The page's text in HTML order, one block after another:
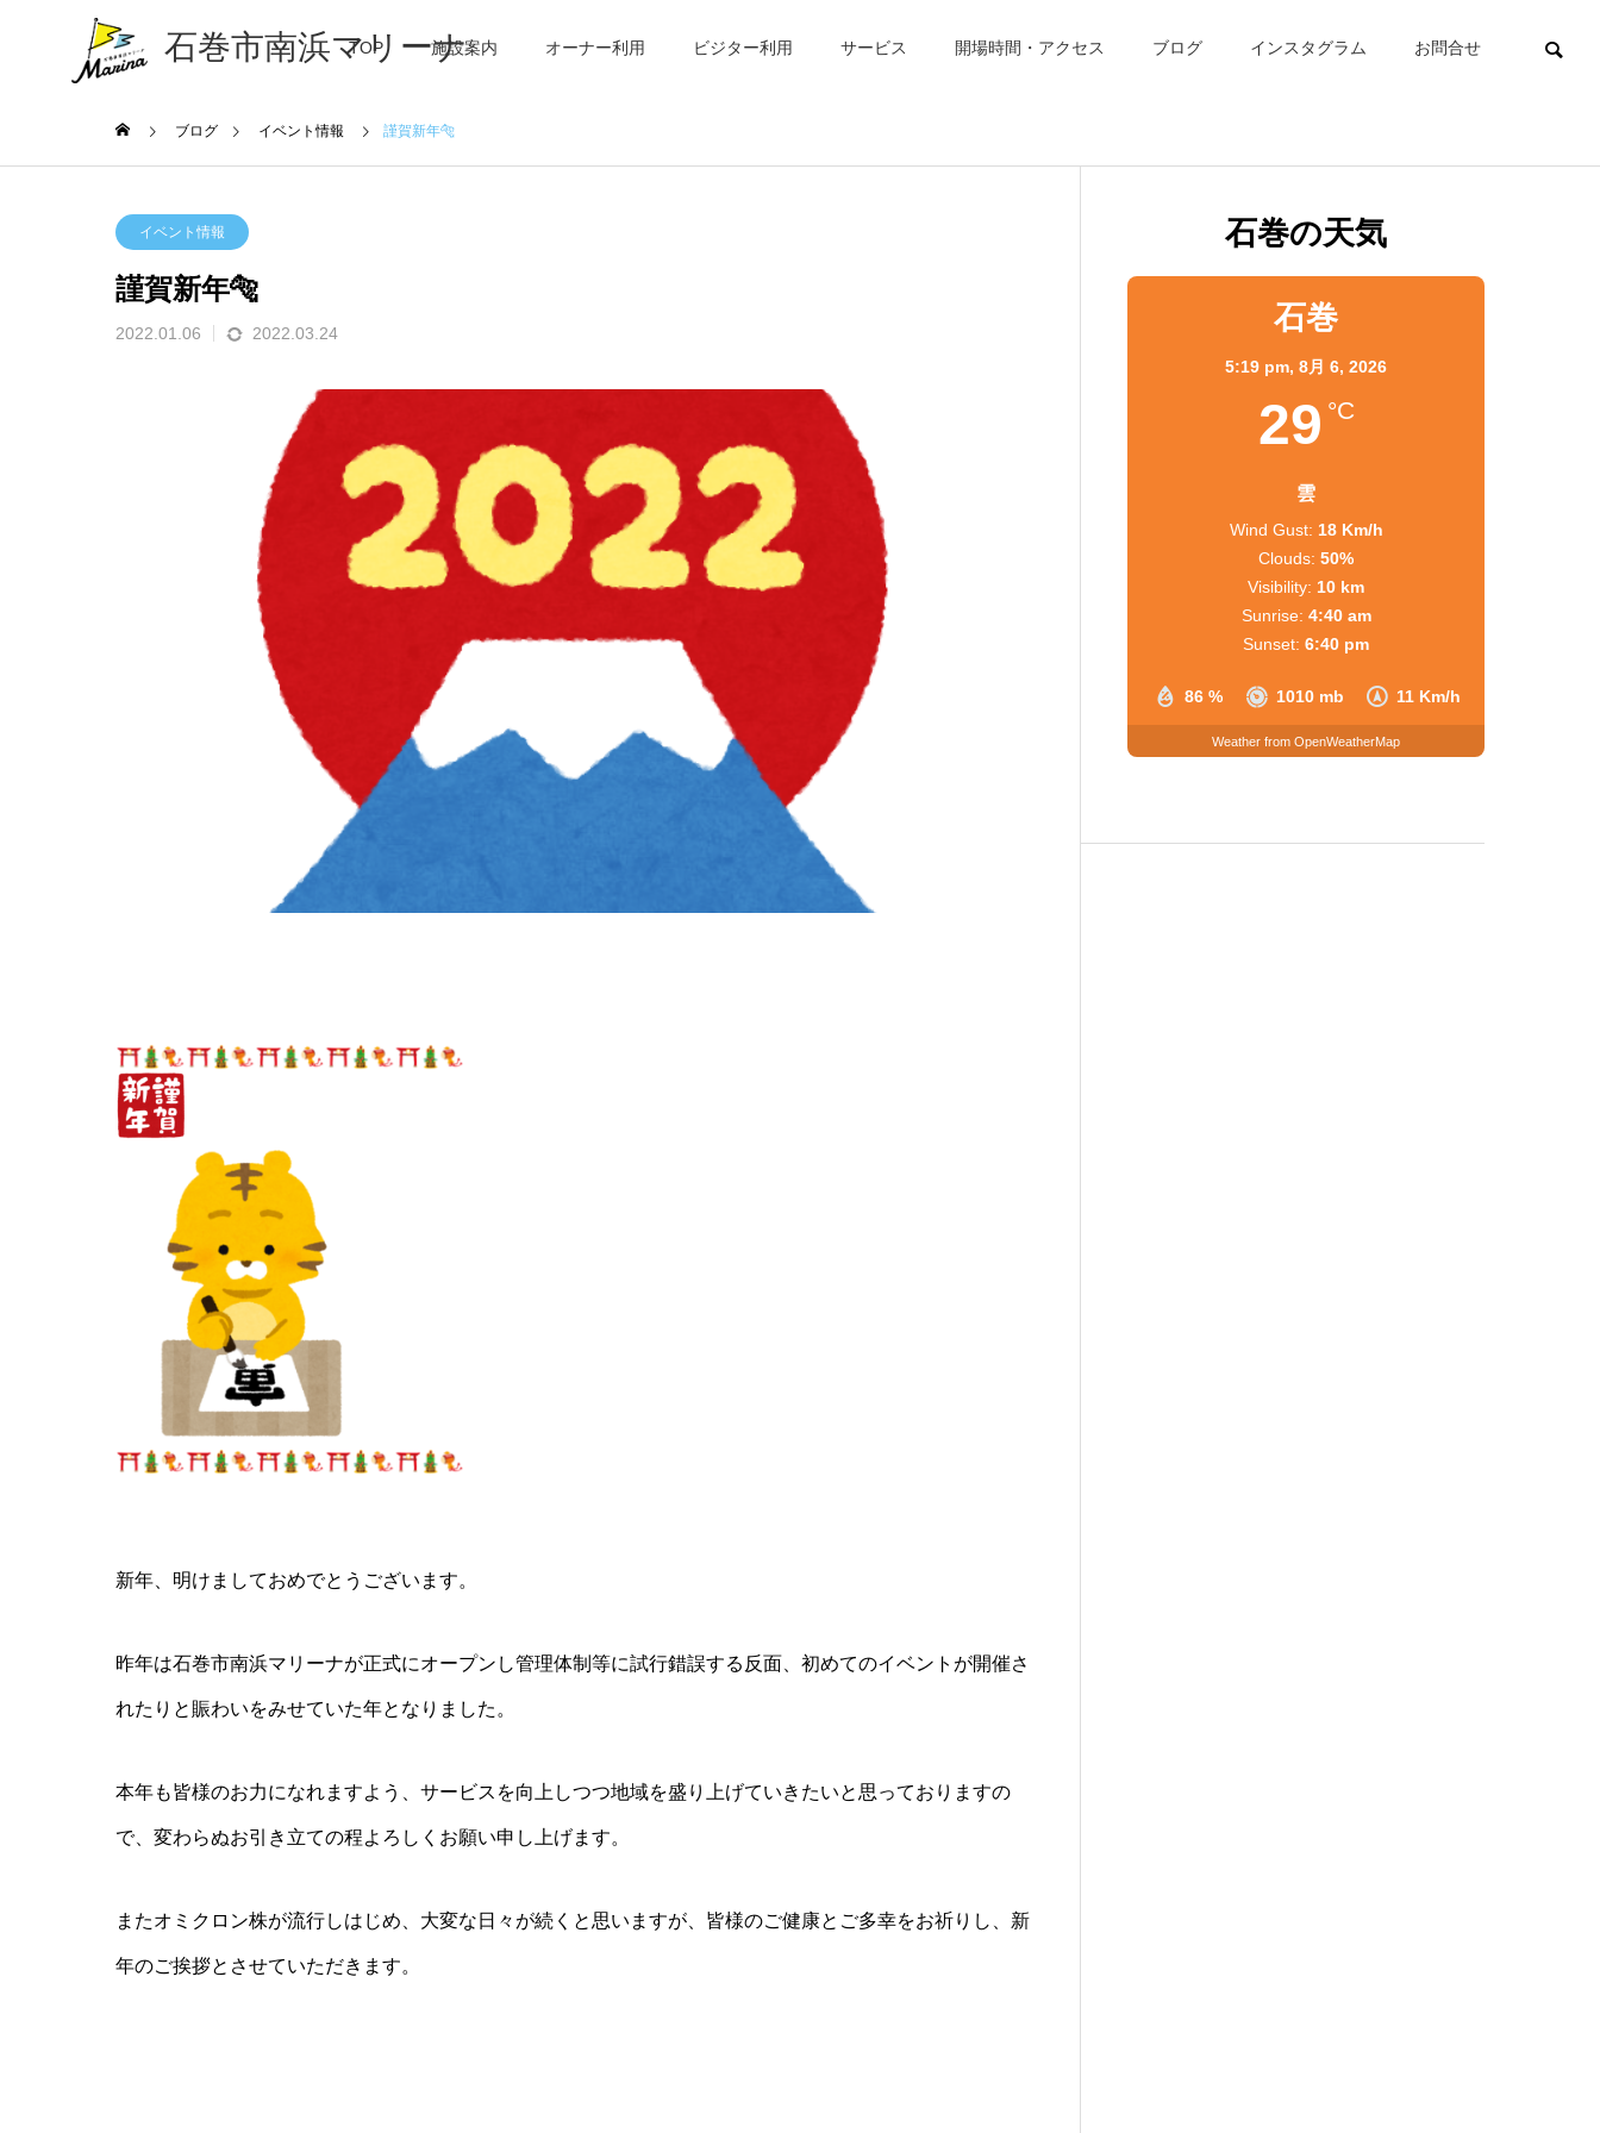
石巻市南浜マリーナ
TOP 施設案内 オーナー利用 ビジター利用 サービス 開場時間・アクセス ブログ インスタグラム お問合せ
ブログ イベント情報 謹賀新年🐅
イベント情報
謹賀新年🐅
2022.01.06 2022.03.24
新年、明けましておめでとうございます。
昨年は石巻市南浜マリーナが正式にオープンし管理体制等に試行錯誤する反面、初めてのイベントが開催さ
れたりと賑わいをみせていた年となりました。
本年も皆様のお力になれますよう、サービスを向上しつつ地域を盛り上げていきたいと思っておりますの
で、変わらぬお引き立ての程よろしくお願い申し上げます。
またオミクロン株が流行しはじめ、大変な日々が続くと思いますが、皆様のご健康とご多幸をお祈りし、新
年のご挨拶とさせていただきます。
石巻の天気
石巻
5:19 pm, 8月 6, 2026
29 °C
雲
86 % 1010 mb 11 Km/h
Wind Gust: 18 Km/h
Clouds: 50%
Visibility: 10 km
Sunrise: 4:40 am
Sunset: 6:40 pm
Weather from OpenWeatherMap